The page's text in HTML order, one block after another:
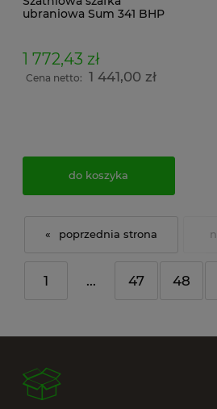
ubraniowa Sum 341 BHP
194x120x50
1 772,43 zł
Cena netto: 1 441,00 zł
do koszyka
«
1 ... 47 48